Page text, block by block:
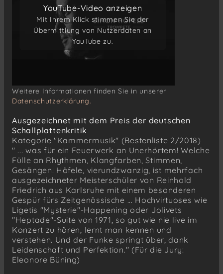
YouTube-Video anzeigen
Mit Ihrem Klick stimmen Sie der
Übermittlung von Nutzerdaten an
YouTube zu.
YouTube-Video anzeigen
Mit Ihrem Klick stimmen Sie der
Übermittlung von Nutzerdaten an
YouTube zu.
Weitere Informationen finden Sie in unserer
Datenschutzerklärung.
Ausgezeichnet mit dem Preis der deutschen
Schallplattenkritik
Kategorie "Kammermusik" (Bestenliste 2/2018)
" ... was für ein Feuerwerk an Unerhörtem! Welche
Fülle an Rhythmen, Klangfarben, Stimmen,
Gesängen! Höfele, vierundzwanzig, ist mehrfach
ausgezeichneter Meisterschüler von Reinhold
Friedrich aus Karlsruhe mit einem besonderen
Gespür fürs Zeitgenössische ... Hochvirtuoses wie
Ligetis "Mysterie"-Happening oder Jolivets
"Heptade"-Suite von 1971, so gut wie nie live im
Konzert zu hören, lernt man kennen und
verstehen. Und der Funke springt über, dank
Leidenschaft und Perfektion." (Für die Jury:
Eleonore Büning)